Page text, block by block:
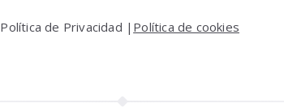
Política de Privacidad | Política de cookies